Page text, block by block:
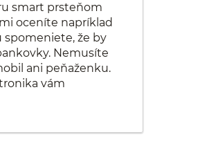
smart prsteňom
oceníte napríklad
spomeniete, že by
Nemusíte
ani peňaženku.
vám